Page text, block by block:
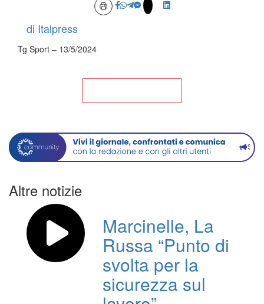
di Italpress
Tg Sport – 13/5/2024
Altre notizie
Marcinelle, La
Russa “Punto di
svolta per la
sicurezza sul